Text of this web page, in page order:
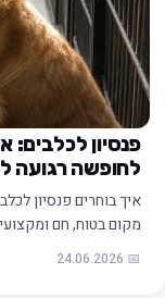
פנסיון לכלבים:
לחופשה רגועה
איך בוחרים פנסיון
מקום בטוח, חם
📅 24.06.2026